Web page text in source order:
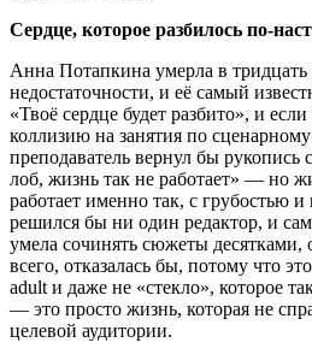
Сердце, которое разбилось по-
Анна Потапкина умерла в тридцать
недостаточности, и её самый
«Твоё сердце будет разбито», и
коллизию на занятия по сценарному
преподаватель вернул бы
лоб, жизнь так не работает» — но
работает именно так, с грубостью
решился бы ни один редактор, и
умела сочинять сюжеты десятками,
всего, отказалась бы, потому что
adult и даже не «стекло», которое
— это просто жизнь, которая не
целевой аудитории.